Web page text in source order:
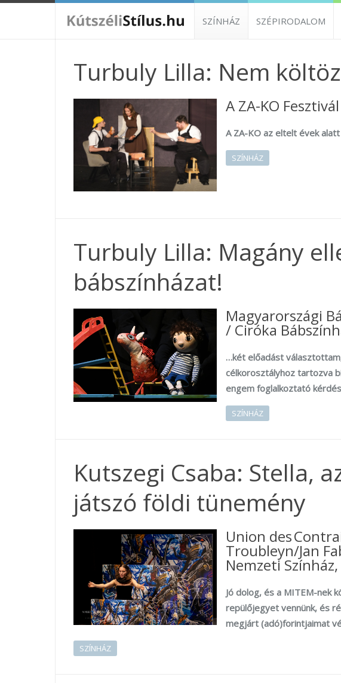
SZÍNHÁZ SZÉPIRODALOM
Turbuly Lilla: Nem
A ZA-KO
A ZA-KO az eltelt évek
SZÍNHÁZ
Turbuly Lilla: Magány
bábszínházat!
Magyarországi
/ Ciróka
…két előadást
célkorosztályhoz tartozva
engem foglalkoztató
SZÍNHÁZ
Kutszegi Csaba: Stella,
játszó földi tünemény
Union des
Troubleyn/Jan
Nemzeti
Jó dolog, és a MITEM-nek
repülőjegyet vennünk, és
megjárt (adó)forintjaimat
SZÍNHÁZ